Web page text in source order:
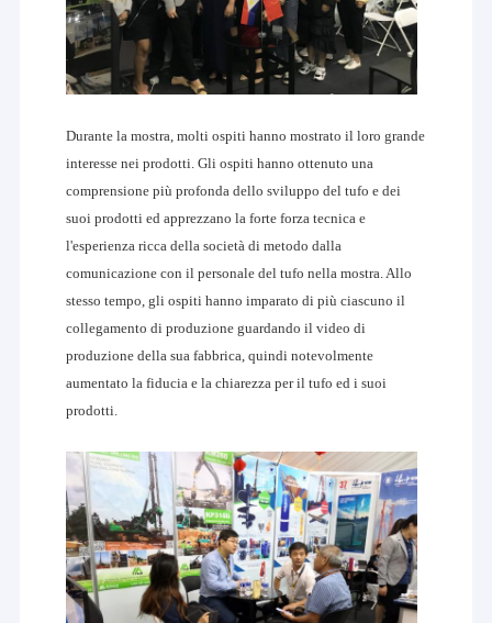
Durante la mostra, molti ospiti hanno mostrato il loro grande
interesse nei prodotti. Gli ospiti hanno ottenuto una
comprensione più profonda dello sviluppo del tufo e dei
suoi prodotti ed apprezzano la forte forza tecnica e
l'esperienza ricca della società di metodo dalla
comunicazione con il personale del tufo nella mostra. Allo
stesso tempo, gli ospiti hanno imparato di più ciascuno il
collegamento di produzione guardando il video di
produzione della sua fabbrica, quindi notevolmente
aumentato la fiducia e la chiarezza per il tufo ed i suoi
prodotti.